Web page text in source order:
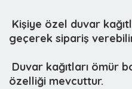
 Kişiye özel duvar
geçerek sipariş
 Duvar kağıtları
özelliği mevcuttur.